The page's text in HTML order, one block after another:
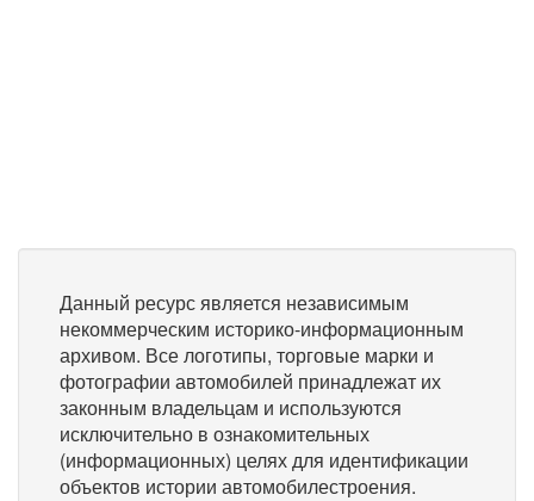
Данный ресурс является независимым
некоммерческим историко-информационным
архивом. Все логотипы, торговые марки и
фотографии автомобилей принадлежат их
законным владельцам и используются
исключительно в ознакомительных
(информационных) целях для идентификации
объектов истории автомобилестроения.